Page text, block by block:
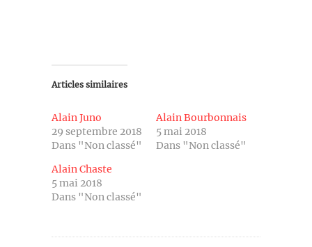
Articles similaires
Alain Juno
29 septembre 2018
Dans "Non classé"
Alain Bourbonnais
5 mai 2018
Dans "Non classé"
Alain Chaste
5 mai 2018
Dans "Non classé"